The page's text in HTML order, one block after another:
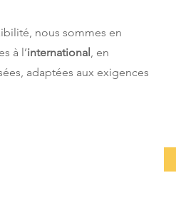
nous sommes en
à l’international, en
adaptées aux exigences